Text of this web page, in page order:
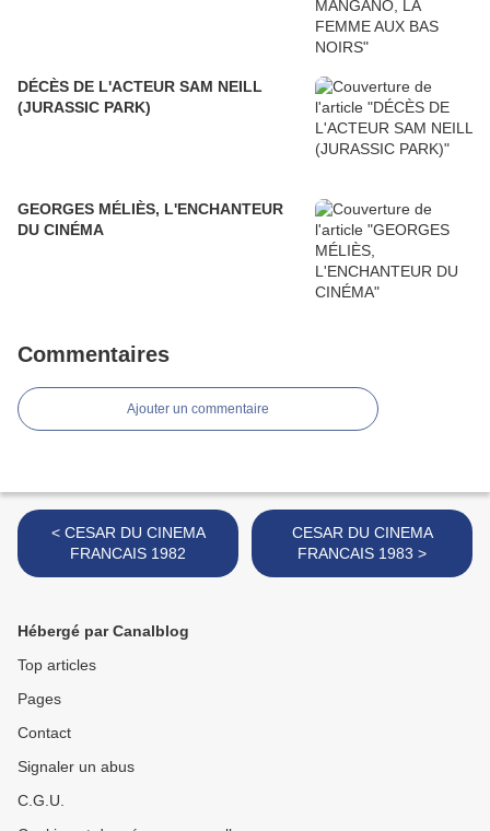
DÉCÈS DE L'ACTEUR SAM NEILL
(JURASSIC PARK)
GEORGES MÉLIÈS, L'ENCHANTEUR
DU CINÉMA
Commentaires
Ajouter un commentaire
< CESAR DU CINEMA
FRANCAIS 1982
CESAR DU CINEMA
FRANCAIS 1983 >
Hébergé par Canalblog
Top articles
Pages
Contact
Signaler un abus
C.G.U.